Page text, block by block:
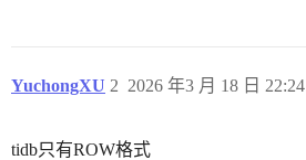
YuchongXU 2026 年3 月 18 日 22:24
2
tidb只有ROW格式